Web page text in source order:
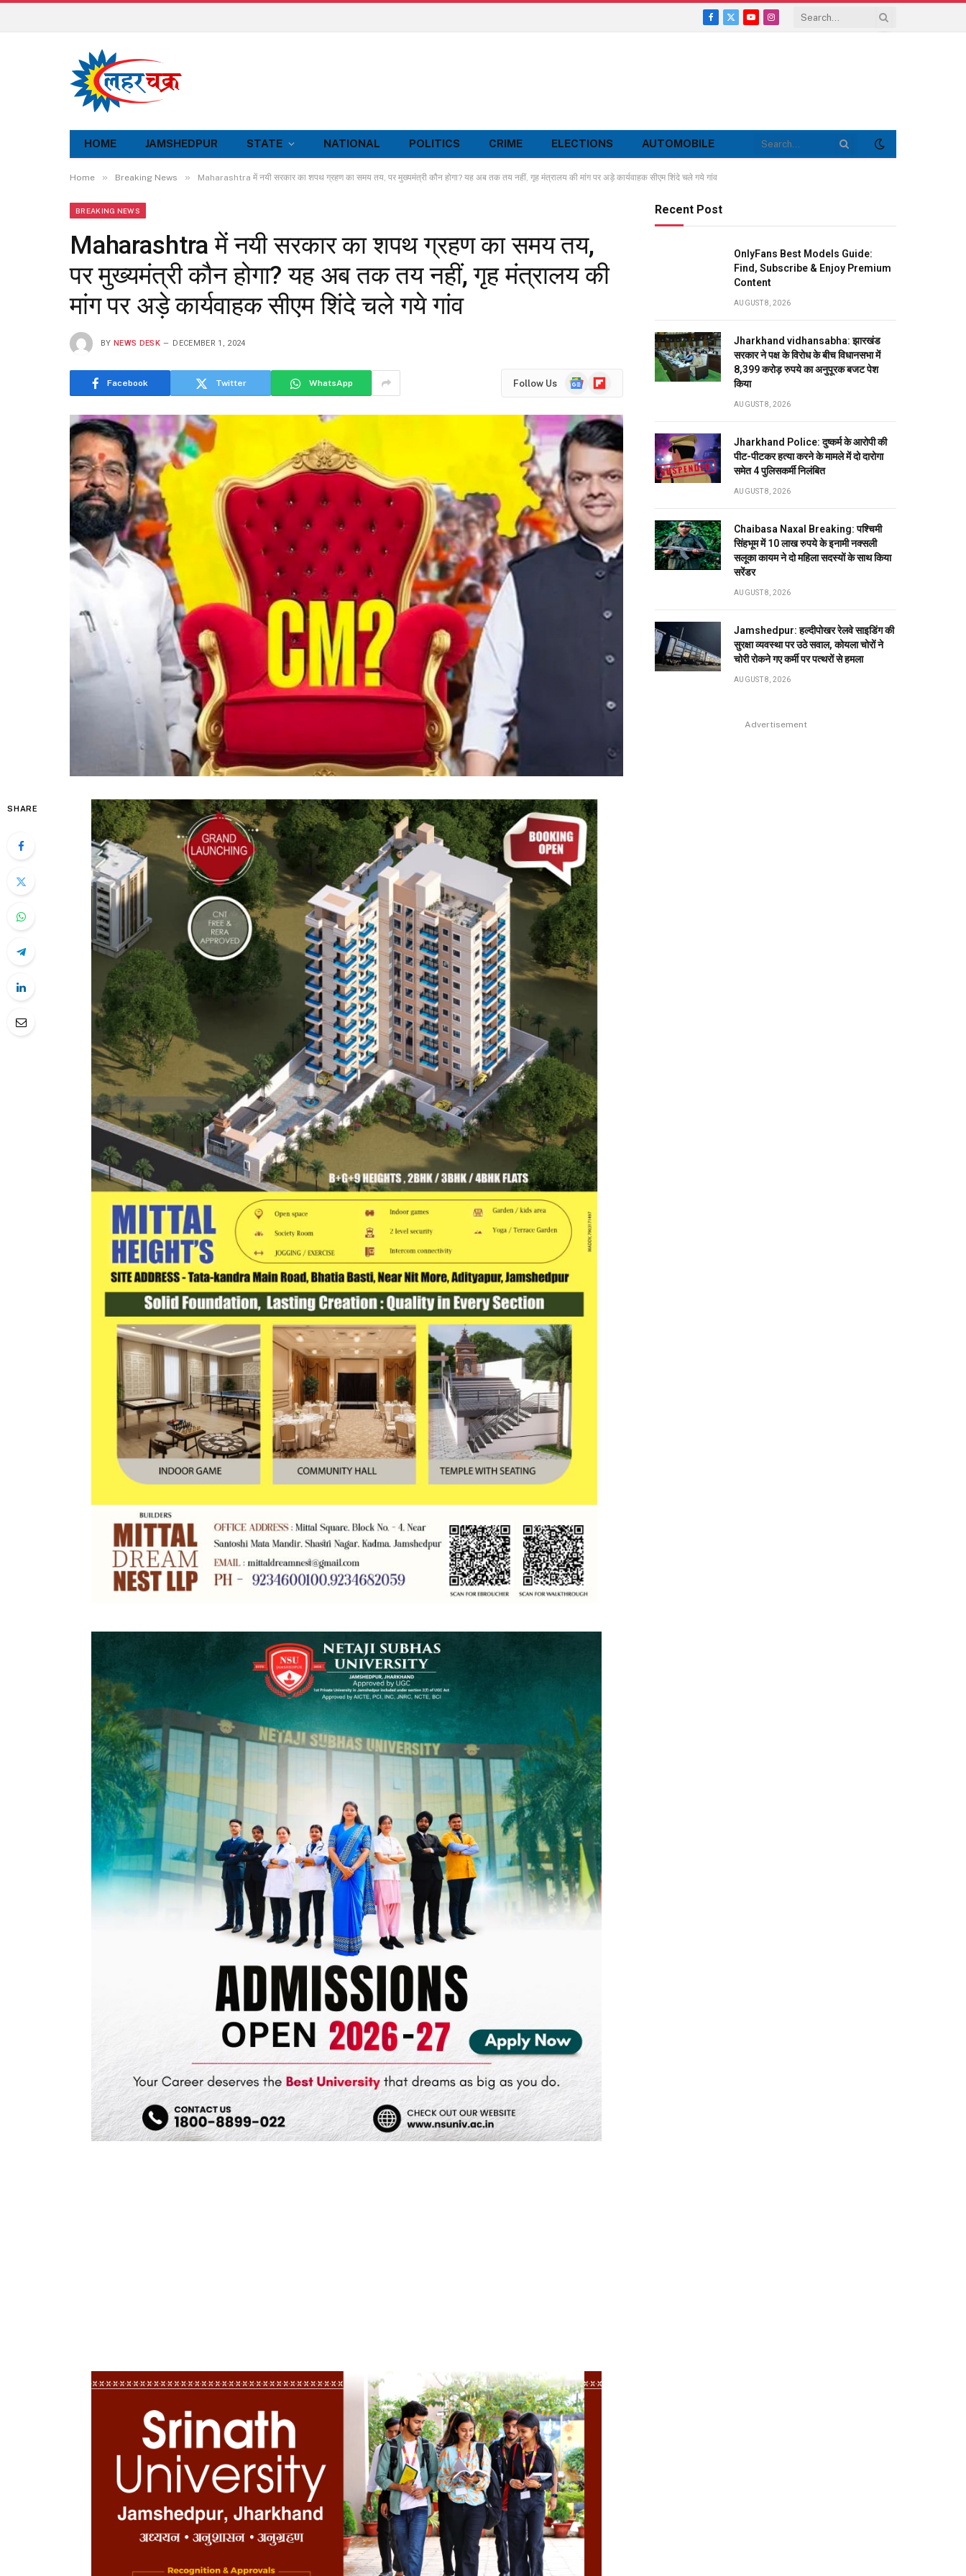
Facebook
X
YouTubeInstagram
HOME JAMSHEDPUR STATE NATIONAL POLITICS CRIME ELECTIONS AUTOMOBILE
Home » Breaking News » Maharashtra में नयी सरकार का शपथ ग्रहण का समय तय, पर मुख्यमंत्री कौन होगा? यह अब तक तय नहीं, गृह मंत्रालय की मांग पर अड़े कार्यवाहक सीएम शिंदे चले गये गांव
BREAKING NEWS
Maharashtra में नयी सरकार का शपथ ग्रहण का समय तय,
पर मुख्यमंत्री कौन होगा? यह अब तक तय नहीं, गृह मंत्रालय की
मांग पर अड़े कार्यवाहक सीएम शिंदे चले गये गांव
BY NEWS DESK DECEMBER 1, 2024
Facebook Twitter WhatsApp Follow Us
GoogleFlipboard
SHARE
Recent Post
OnlyFans Best Models Guide:
Find, Subscribe & Enjoy Premium
Content
AUGUST 8, 2026
Jharkhand vidhansabha: झारखंड
सरकार ने पक्ष के विरोध के बीच विधानसभा में
8,399 करोड़ रुपये का अनुपूरक बजट पेश
किया
AUGUST 8, 2026
Jharkhand Police: दुष्कर्म के आरोपी की
पीट-पीटकर हत्या करने के मामले में दो दारोगा
समेत 4 पुलिसकर्मी निलंबित
AUGUST 8, 2026
Chaibasa Naxal Breaking: पश्चिमी
सिंहभूम में 10 लाख रुपये के इनामी नक्सली
सलूका कायम ने दो महिला सदस्यों के साथ किया
सरेंडर
AUGUST 8, 2026
Jamshedpur: हल्दीपोखर रेलवे साइडिंग की
सुरक्षा व्यवस्था पर उठे सवाल, कोयला चोरों ने
चोरी रोकने गए कर्मी पर पत्थरों से हमला
AUGUST 8, 2026
Advertisement